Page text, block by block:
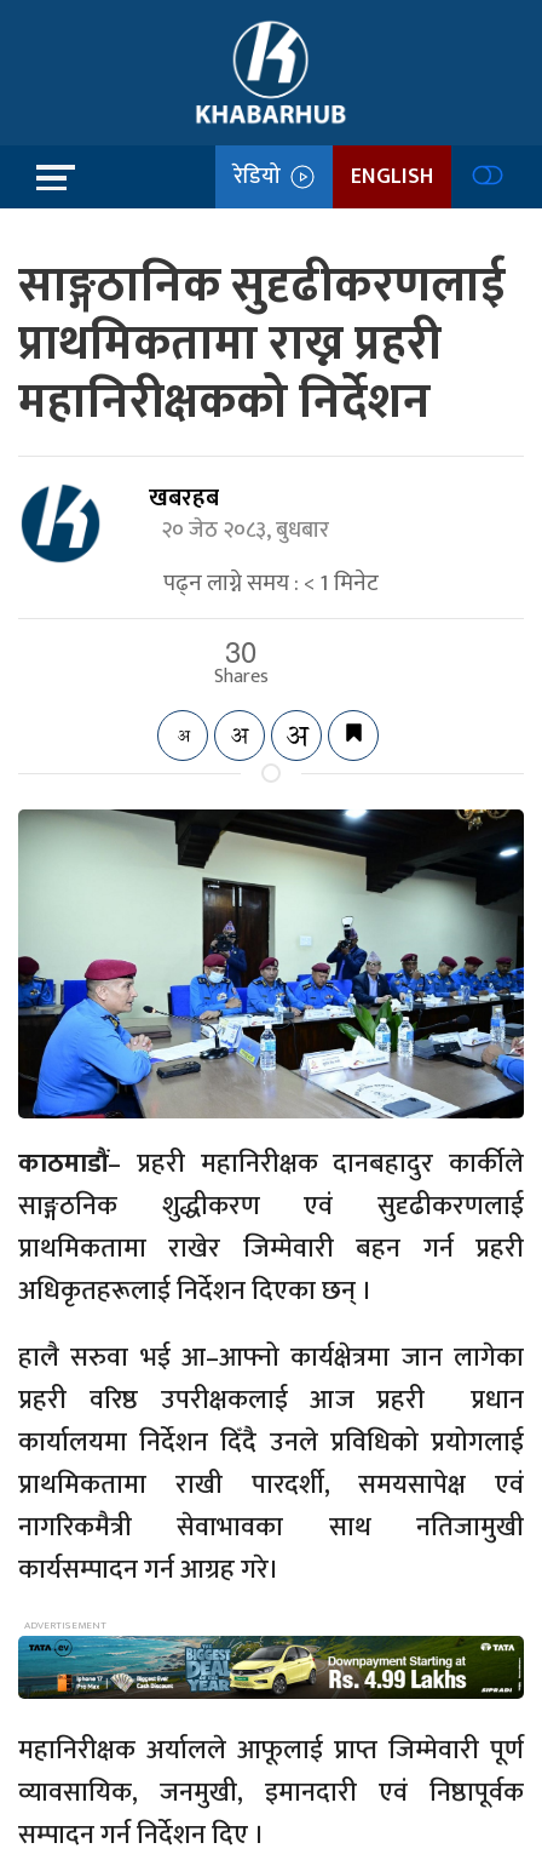
रेडियो ENGLISH
साङ्गठानिक सुदृढीकरणलाई
प्राथमिकतामा राख्न प्रहरी
महानिरीक्षकको निर्देशन
खबरहब
२० जेठ २०८३, बुधबार
पढ्न लाग्ने समय :< 1मिनेट
30
Shares
काठमाडौं– प्रहरी महानिरीक्षक दानबहादुर कार्कीले
साङ्गठनिक शुद्धीकरण एवं सुदृढीकरणलाई
प्राथमिकतामा राखेर जिम्मेवारी बहन गर्न प्रहरी
अधिकृतहरूलाई निर्देशन दिएका छन् ।
हालै सरुवा भई आ–आफ्नो कार्यक्षेत्रमा जान लागेका
प्रहरी वरिष्ठ उपरीक्षकलाई आज प्रहरी प्रधान
कार्यालयमा निर्देशन दिँदै उनले प्रविधिको प्रयोगलाई
प्राथमिकतामा राखी पारदर्शी, समयसापेक्ष एवं
नागरिकमैत्री सेवाभावका साथ नतिजामुखी
कार्यसम्पादन गर्न आग्रह गरे।
महानिरीक्षक अर्यालले आफूलाई प्राप्त जिम्मेवारी पूर्ण
व्यावसायिक, जनमुखी, इमानदारी एवं निष्ठापूर्वक
सम्पादन गर्न निर्देशन दिए ।